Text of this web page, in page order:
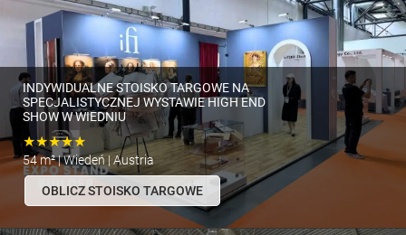
INDYWIDUALNE STOISKO TARGOWE NA
SPECJALISTYCZNEJ WYSTAWIE HIGH END
SHOW W WIEDNIU
★★★★★
54 m² | Wiedeń | Austria
OBLICZ STOISKO TARGOWE